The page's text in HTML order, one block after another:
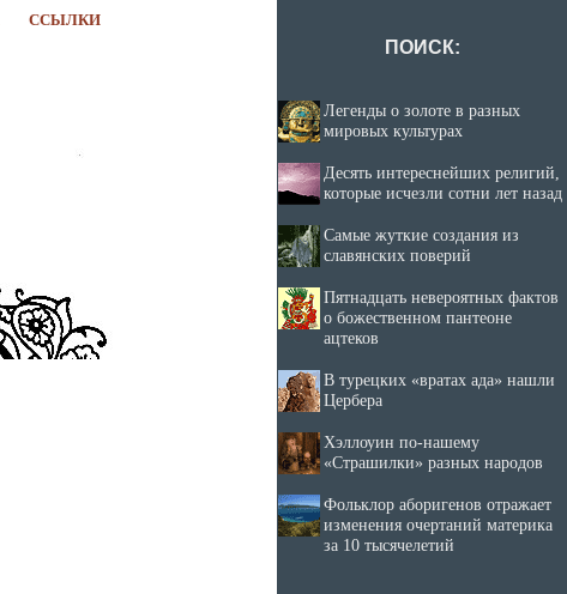
ССЫЛКИ
ПОИСК:
Легенды о золоте в разных
мировых культурах
Десять интереснейших религий,
которые исчезли сотни лет назад
Самые жуткие создания из
славянских поверий
Пятнадцать невероятных фактов
о божественном пантеоне
ацтеков
В турецких «вратах ада» нашли
Цербера
Хэллоуин по-нашему
«Страшилки» разных народов
Фольклор аборигенов отражает
изменения очертаний материка
за 10 тысячелетий